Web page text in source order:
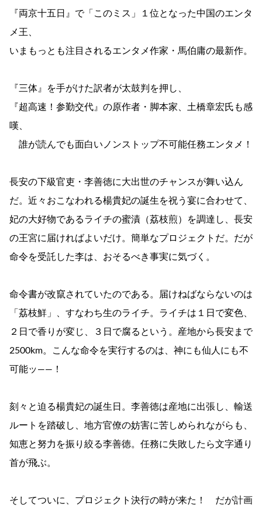
『両京十五日』で「このミス」１位となった中国のエンタ
メ王、
いまもっとも注目されるエンタメ作家・馬伯庸の最新作。
『三体』を手がけた訳者が太鼓判を押し、
『超高速！参勤交代』の原作者・脚本家、土橋章宏氏も感
嘆、
誰が読んでも面白いノンストップ不可能任務エンタメ！
長安の下級官吏・李善徳に大出世のチャンスが舞い込ん
だ。近々おこなわれる楊貴妃の誕生を祝う宴に合わせて、
妃の大好物であるライチの蜜漬（荔枝煎）を調達し、長安
の王宮に届ければよいだけ。簡単なプロジェクトだ。だが
命令を受託した李は、おそるべき事実に気づく。
命令書が改竄されていたのである。届けねばならないのは
「荔枝鮮」、すなわち生のライチ。ライチは１日で変色、
２日で香りが変じ、３日で腐るという。産地から長安まで
2500km。こんな命令を実行するのは、神にも仙人にも不
可能ッ――！
刻々と迫る楊貴妃の誕生日。李善徳は産地に出張し、輸送
ルートを踏破し、地方官僚の妨害に苦しめられながらも、
知恵と努力を振り絞る李善徳。任務に失敗したら文字通り
首が飛ぶ。
そしてついに、プロジェクト決行の時が来た！ だが計画